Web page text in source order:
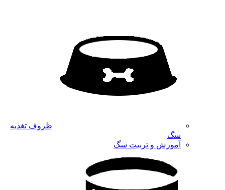
ظروف تغذیه
سگ
آموزش و تربیت سگ